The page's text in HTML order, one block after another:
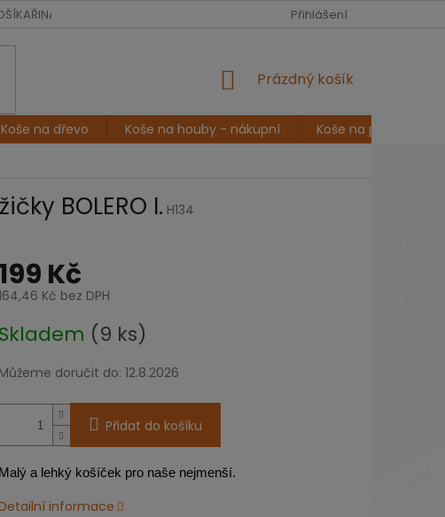
DOPRAVA A PLATBA
Přihlášení
NÁKUPNÍ
Prázdný košík
Koše na dřevo Koše na houby - nákupní Koše na prádlo
BOLERO I. H134
199 Kč
Kč bez DPH
cena:
Skladem (9 ks)
Můžeme doručit do: 12.8.2026
Přidat do košíku
Malý a lehký košíček pro naše nejmenší.
informace